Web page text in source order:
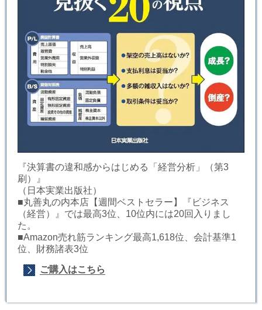
『決算書の違和感からはじめる「経営分析」（第3
刷）』
（日本実業出版社）
■丸善丸の内本店【週間ベストセラー】『ビジネス
（経営）』では最高3位、10位内には20回入りまし
た。
■Amazon売れ筋ランキング最高1,618位、会計基準1
位、財務諸表3位
ご購入はこちら